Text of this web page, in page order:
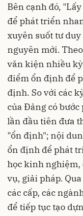
Bên cạnh đó,
để phát triển
xuyên suốt tư
nguyên mới.
văn kiện nhiều
điểm ổn định để
định. So với các
của Đảng có
lần đầu tiên đưa
"ổn định"; nội
ổn định để phát
học kinh nghiệm,
vụ, giải pháp.
các cấp, các
để tiếp tục tạo